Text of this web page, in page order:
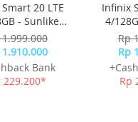
20 LTE
- Sunlike
Orange
1.910.000
Bank
229.200*
Infinix
4/
Rp
Rp
Rp